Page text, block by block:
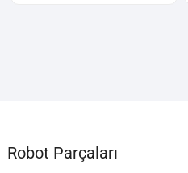
Robot Parçaları